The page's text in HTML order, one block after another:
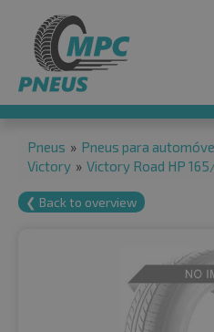
Pneus » Pneus para
Victory » Victory Road HP
❮ Back to overview